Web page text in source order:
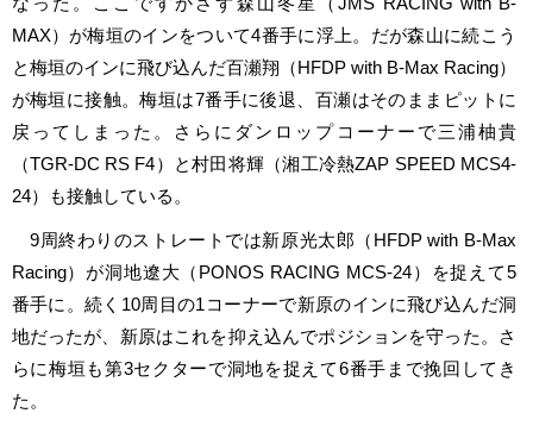
MAX）が梅垣のインをついて4番手に浮上。だが森山に続こう
と梅垣のインに飛び込んだ百瀬翔（HFDP with B-Max Racing）
が梅垣に接触。梅垣は7番手に後退、百瀬はそのままピットに
戻ってしまった。さらにダンロップコーナーで三浦柚貴
（TGR-DC RS F4）と村田将輝（湘⼯冷熱ZAP SPEED MCS4-
24）も接触している。
9周終わりのストレートでは新原光太郎（HFDP with B-Max
Racing）が洞地遼⼤（PONOS RACING MCS-24）を捉えて5
番手に。続く10周目の1コーナーで新原のインに飛び込んだ洞
地だったが、新原はこれを抑え込んでポジションを守った。さ
らに梅垣も第3セクターで洞地を捉えて6番手まで挽回してき
た。